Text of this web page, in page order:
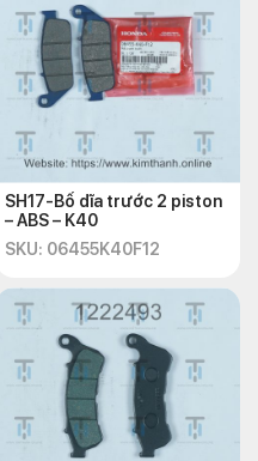
SH17-Bố dĩa trước 2 piston
– ABS – K40
SKU: 06455K40F12